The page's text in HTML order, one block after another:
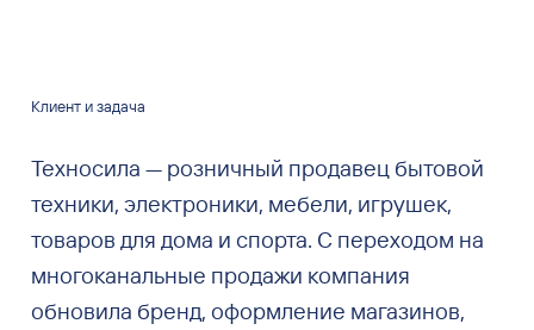
Клиент и задача
Техносила — розничный продавец бытовой
техники, электроники, мебели, игрушек,
товаров для дома и спорта. С переходом на
многоканальные продажи компания
обновила бренд, оформление магазинов,